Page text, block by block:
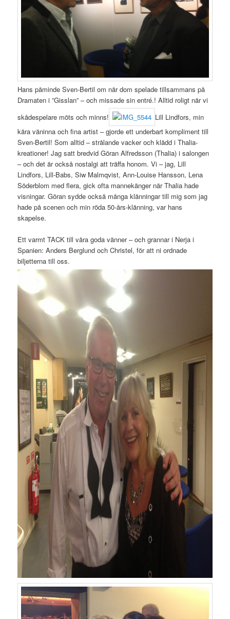
Hans påminde Sven-Bertil om när dom spelade tillsammans på
Dramaten i ”Gisslan” – och missade sin entré.! Alltid roligt när vi
skådespelare möts och minns!
Lill Lindfors, min
kära väninna och fina artist – gjorde ett underbart kompliment till
Sven-Bertil! Som alltid – strålande vacker och klädd i Thalia-
kreationer! Jag satt bredvid Göran Alfredsson (Thalia) i salongen
– och det är också nostalgi att träffa honom. Vi – jag, Lill
Lindfors, Lill-Babs, Siw Malmqvist, Ann-Louise Hansson, Lena
Söderblom med flera, gick ofta mannekänger när Thalia hade
visningar. Göran sydde också många klänningar till mig som jag
hade på scenen och min röda 50-års-klänning, var hans
skapelse.
Ett varmt TACK till våra goda vänner – och grannar i Nerja i
Spanien: Anders Berglund och Christel, för att ni ordnade
biljetterna till oss.